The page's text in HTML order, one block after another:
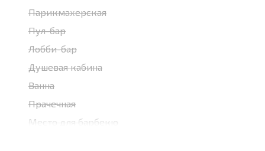
Парикмахерская
Пул-бар
Лобби-бар
Душевая кабина
Ванна
Прачечная
Место для барбекю